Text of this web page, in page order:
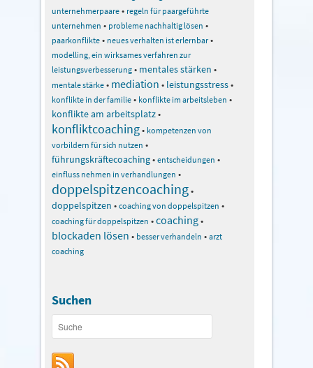
unternehmerpaare • regeln für paargeführte
unternehmen • probleme nachhaltig lösen •
paarkonflikte • neues verhalten ist erlernbar•
modelling, ein wirksames verfahren zur
leistungsverbesserung • mentales stärken •
mentale stärke • mediation • leistungsstress•
konflikte in der familie • konflikte im arbeitsleben •
konflikte am arbeitsplatz•
konfliktcoaching• kompetenzen von
vorbildern für sich nutzen •
führungskräftecoaching• entscheidungen •
einfluss nehmen in verhandlungen •
doppelspitzencoaching•
doppelspitzen • coaching von doppelspitzen •
coaching für doppelspitzen •coaching•
blockaden lösen • besser verhandeln • arzt
coaching
Suchen